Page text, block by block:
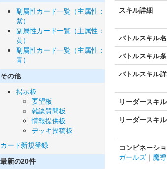
副属性カード一覧（主属性：
紫）
副属性カード一覧（主属性：
黄）
副属性カード一覧（主属性：
青）
その他
掲示板
要望板
雑談質問板
情報提供板
デッキ投稿板
カード新規登録
最新の20件
スキル詳細
バトルスキル名
バトルスキル
バトルスキル
リーダースキル
リーダースキ
コンビネーシ
ガールズ ｜ 魔